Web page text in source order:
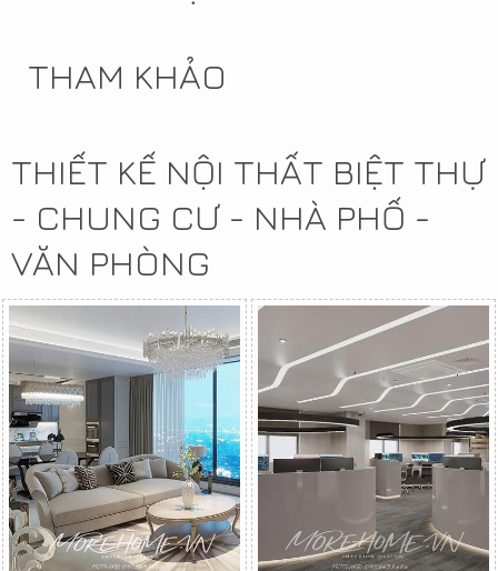
THAM KHẢO
THIẾT KẾ NỘI THẤT BIỆT THỰ
- CHUNG CƯ - NHÀ PHỐ -
VĂN PHÒNG